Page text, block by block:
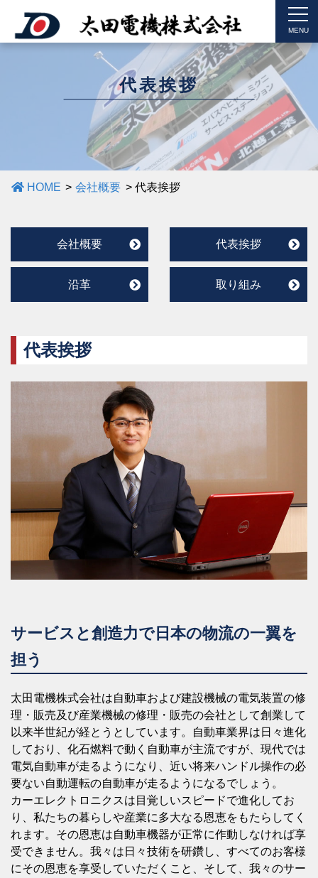
MENU
代表挨拶
HOME 会社概要 代表挨拶
会社概要 代表挨拶
沿革 取り組み
代表挨拶
サービスと創造力で日本の物流の一翼を
担う
太田電機株式会社は自動車および建設機械の電気装置の修
理・販売及び産業機械の修理・販売の会社として創業して
以来半世紀が経とうとしています。自動車業界は日々進化
しており、化石燃料で動く自動車が主流ですが、現代では
電気自動車が走るようになり、近い将来ハンドル操作の必
要ない自動運転の自動車が走るようになるでしょう。
カーエレクトロニクスは目覚しいスピードで進化してお
り、私たちの暮らしや産業に多大なる恩恵をもたらしてく
れます。その恩恵は自動車機器が正常に作動しなければ享
受できません。我々は日々技術を研鑽し、すべてのお客様
にその恩恵を享受していただくこと、そして、我々のサー